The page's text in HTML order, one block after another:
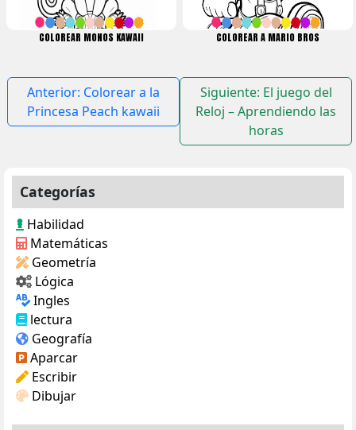
COLOREAR MONOS KAWAII COLOREAR A MARIO BROS
Navegación
de
Anterior: Colorear a la
Princesa Peach kawaii
Siguiente: El juego del
Reloj – Aprendiendo las
horas
Categorías
Habilidad
Matemáticas
Geometría
Lógica
Ingles
lectura
Geografía
Aparcar
Escribir
Dibujar